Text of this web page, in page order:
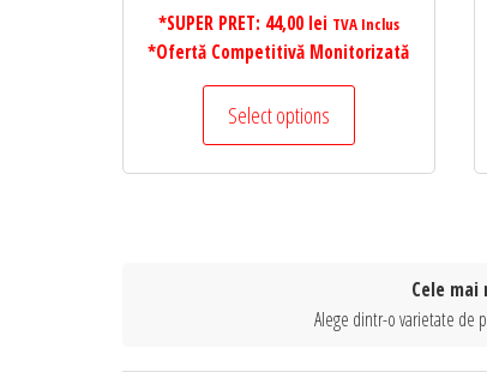
*SUPER PRET: 44,00 lei TVA Inclus
*Ofertă Competitivă Monitorizată
Select options
Cele
Alege dintr-o varietate de